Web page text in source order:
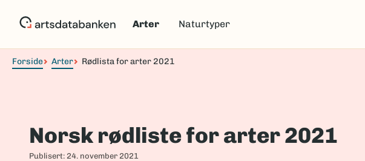
Arter Naturtyper
Navigasjonssti
Forside Arter Rødlista for arter 2021
Norsk rødliste for arter 2021
Publisert: 24. november 2021